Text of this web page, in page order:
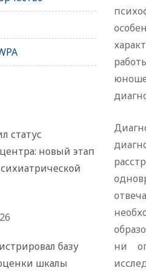
ни
статус
новый этап
базу
шкалы